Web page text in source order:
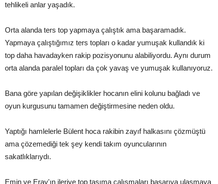
tehlikeli anlar yaşadık.
Orta alanda ters top yapmaya çalıştık ama başaramadık.
Yapmaya çalıştığımız ters topları o kadar yumuşak kullandık ki
top daha havadayken rakip pozisyonunu alabiliyordu. Aynı durum
orta alanda paralel topları da çok yavaş ve yumuşak kullanıyoruz.
Bana göre yapılan değişiklikler hocanın elini kolunu bağladı ve
oyun kurgusunu tamamen değiştirmesine neden oldu.
Yaptığı hamlelerle Bülent hoca rakibin zayıf halkasını çözmüştü
ama çözemediği tek şey kendi takım oyuncularının
sakatlıklarıydı.
Emin ve Eray'ın ileriye top taşıma çalışmaları başarıya ulaşmaya